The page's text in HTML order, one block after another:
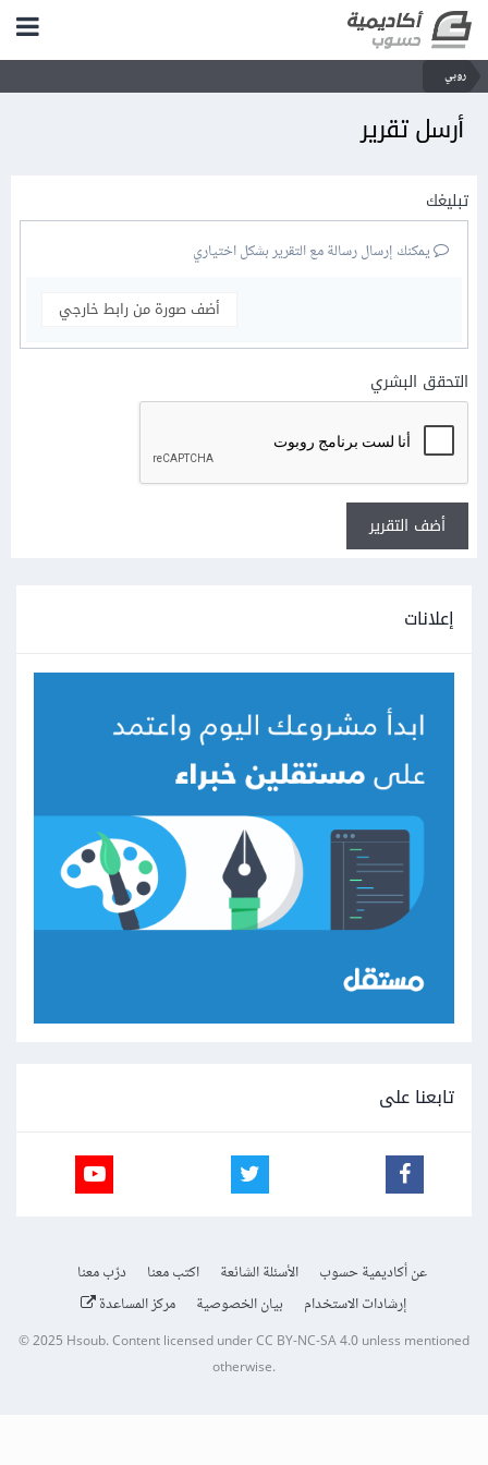
روبي
أرسل تقرير
تبليغك
يمكنك إرسال رسالة مع التقرير بشكل اختياري
أضف صورة من رابط خارجي
التحقق البشري
أضف التقرير
إعلانات
تابعنا على
عن أكاديمية حسوب الأسئلة الشائعة اكتب معنا
درّب معنا
إرشادات الاستخدام
بيان الخصوصية مركز المساعدة
© 2025 Hsoub.Content licensed underCC BY-NC-SA 4.0unless mentioned
otherwise.